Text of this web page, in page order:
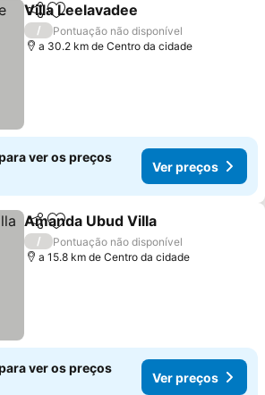
PartilharAdicionar aos favoritos
Villa Leelavadee
/
Pontuação não disponível
a 30.2 km de Centro da cidade
ver os preços
Ver preços
PartilharAdicionar aos favoritos
Amanda Ubud Villa
/
Pontuação não disponível
a 15.8 km de Centro da cidade
ver os preços
Ver preços